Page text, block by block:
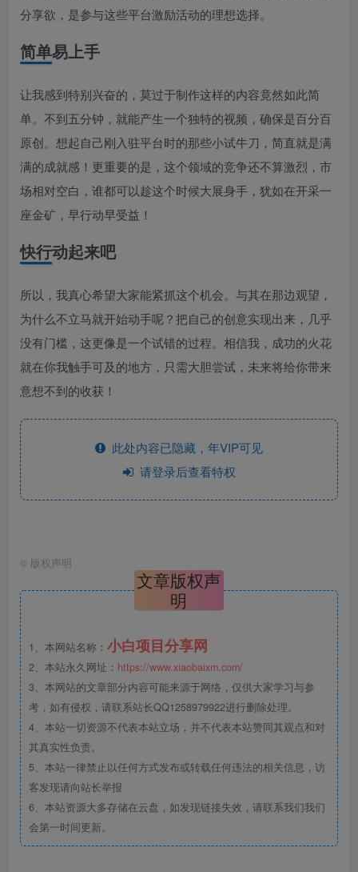
分享欲，是参与这些平台激励活动的理想选择。
简单易上手
让我感到特别兴奋的，莫过于制作这样的内容竟然如此简
单。不到五分钟，就能产生一个独特的视频，确保是百分百
原创。想起自己刚入驻平台时的那些小试牛刀，简直就是满
满的成就感！更重要的是，这个领域的竞争还不算激烈，市
场相对空白，谁都可以趁这个时候大展身手，犹如在开采一
座金矿，早行动早受益！
快行动起来吧
所以，我真心希望大家能紧抓这个机会。与其在那边观望，
为什么不立马就开始动手呢？把自己的创意实现出来，几乎
没有门槛，这更像是一个试错的过程。相信我，成功的火花
就在你我触手可及的地方，只需大胆尝试，未来将给你带来
意想不到的收获！
此处内容已隐藏，年VIP可见
请登录后查看特权
© 版权声明
文章版权声
明
1、本网站名称： 小白项目分享网
2、本站永久网址： https://www.xiaobaixm.com/
3、本网站的文章部分内容可能来源于网络，仅供大家学习与参
考，如有侵权，请联系站长QQ1258979922进行删除处理。
4、本站一切资源不代表本站立场，并不代表本站赞同其观点和对
其真实性负责。
5、本站一律禁止以任何方式发布或转载任何违法的相关信息，访
客发现请向站长举报
6、本站资源大多存储在云盘，如发现链接失效，请联系我们我们
会第一时间更新。